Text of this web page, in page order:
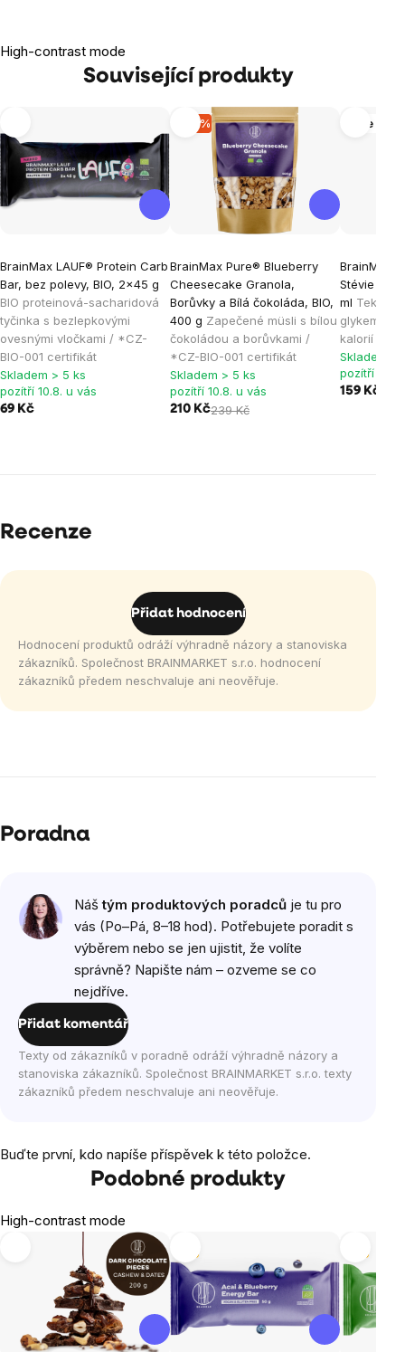
High-contrast mode
Související produkty
BrainMax LAUF® Protein Carb
Bar, bez polevy, BIO, 2x45 g
BIO proteinová-sacharidová
tyčinka s bezlepkovými
ovesnými vločkami / *CZ-
BIO-001 certifikát
Skladem > 5 ks
pozítří 10.8. u vás
69 Kč
-12 %
BrainMax Pure® Blueberry
Cheesecake Granola,
Borůvky a Bílá čokoláda, BIO,
400 g Zapečené müsli s bílou
čokoládou a borůvkami /
*CZ-BIO-001 certifikát
Skladem > 5 ks
pozítří 10.8. u vás
210 Kč239 Kč
Více
BrainMax
Stévie
ml Tekuté
kalorií
Skladem >
pozítří
159 Kč
Recenze
Přidat hodnocení
Hodnocení produktů odráží výhradně názory a stanoviska
zákazníků. Společnost BRAINMARKET s.r.o. hodnocení
zákazníků předem neschvaluje ani neověřuje.
Poradna
Náštým produktových poradců je tu pro
vás (Po–Pá, 8–18 hod). Potřebujete poradit s
výběrem nebo se jen ujistit, že volíte
správně? Napište nám – ozveme se co
nejdříve.
Přidat komentář
Texty od zákazníků v poradně odráží výhradně názory a
stanoviska zákazníků. Společnost BRAINMARKET s.r.o. texty
zákazníků předem neschvaluje ani neověřuje.
Buďte první, kdo napíše příspěvek k této položce.
Podobné produkty
High-contrast mode